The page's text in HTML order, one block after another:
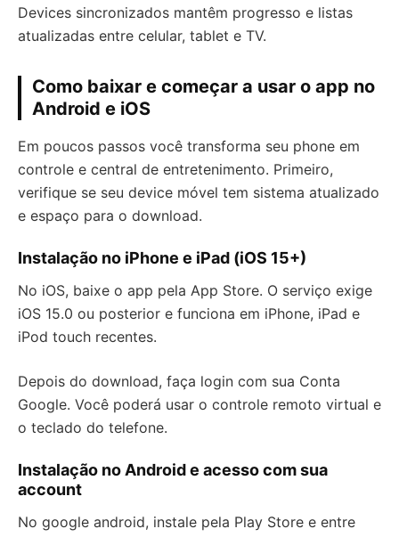
Devices sincronizados mantêm progresso e listas
atualizadas entre celular, tablet e TV.
Como baixar e começar a usar o app no
Android e iOS
Em poucos passos você transforma seu phone em
controle e central de entretenimento. Primeiro,
verifique se seu device móvel tem sistema atualizado
e espaço para o download.
Instalação no iPhone e iPad (iOS 15+)
No iOS, baixe o app pela App Store. O serviço exige
iOS 15.0 ou posterior e funciona em iPhone, iPad e
iPod touch recentes.
Depois do download, faça login com sua Conta
Google. Você poderá usar o controle remoto virtual e
o teclado do telefone.
Instalação no Android e acesso com sua
account
No google android, instale pela Play Store e entre